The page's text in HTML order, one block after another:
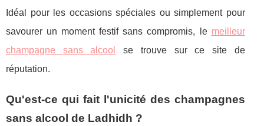
Idéal pour les occasions spéciales ou simplement pour
savourer un moment festif sans compromis, le meilleur
champagne sans alcool
se trouve sur ce site de
réputation.
Qu'est-ce qui fait l'unicité des champagnes
sans alcool de Ladhidh ?